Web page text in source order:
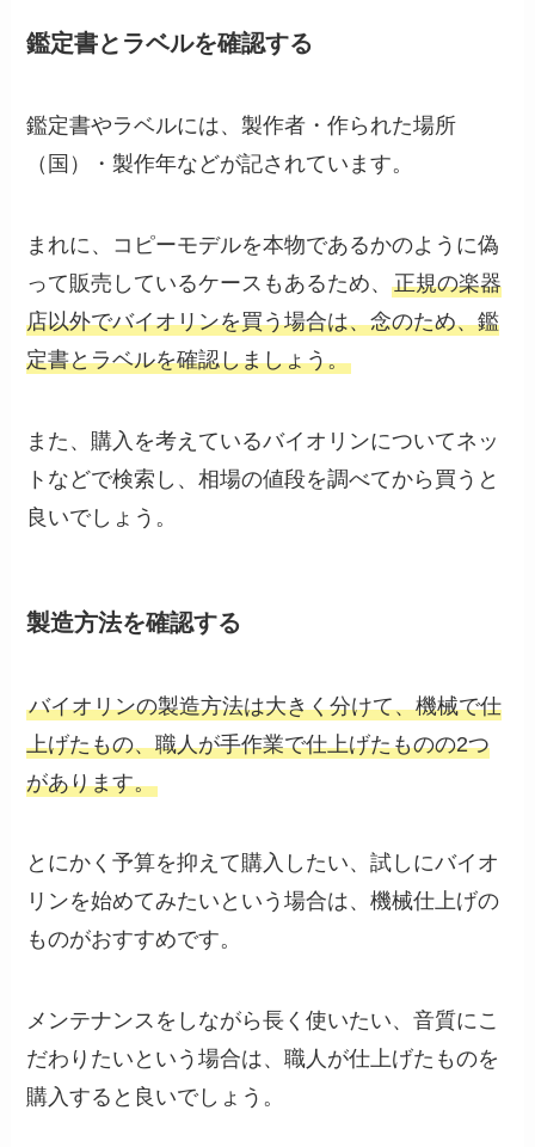
鑑定書とラベルを確認する
鑑定書やラベルには、製作者・作られた場所
（国）・製作年などが記されています。
まれに、コピーモデルを本物であるかのように偽
って販売しているケースもあるため、正規の楽器
店以外でバイオリンを買う場合は、念のため、鑑
定書とラベルを確認しましょう。
また、購入を考えているバイオリンについてネッ
トなどで検索し、相場の値段を調べてから買うと
良いでしょう。
製造方法を確認する
バイオリンの製造方法は大きく分けて、機械で仕
上げたもの、職人が手作業で仕上げたものの2つ
があります。
とにかく予算を抑えて購入したい、試しにバイオ
リンを始めてみたいという場合は、機械仕上げの
ものがおすすめです。
メンテナンスをしながら長く使いたい、音質にこ
だわりたいという場合は、職人が仕上げたものを
購入すると良いでしょう。